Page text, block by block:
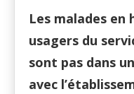
Les malades
usagers du
sont pas dans
avec